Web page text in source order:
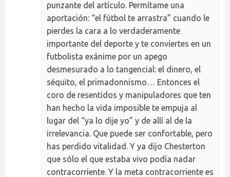
punzante del artículo. Permítame una
aportación: “el fútbol te arrastra” cuando le
pierdes la cara a lo verdaderamente
importante del deporte y te conviertes en un
futbolista exánime por un apego
desmesurado a lo tangencial: el dinero, el
séquito, el primadonnismo… Entonces el
coro de resentidos y manipuladores que ten
han hecho la vida imposible te empuja al
lugar del “ya lo dije yo” y de allí al de la
irrelevancia. Que puede ser confortable, pero
has perdido vitalidad. Y ya dijo Chesterton
que sólo el que estaba vivo podía nadar
contracorriente. Y la meta contracorriente es